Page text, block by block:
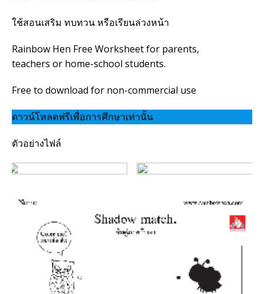
ใช้สอนเสริม ทบทวน หรือเรียนล่วงหน้า
Rainbow Hen Free Worksheet for parents,
teachers or home-school students.
Free to download for non-commercial use
ดาวน์โหลดฟรีเพื่อการศึกษาเท่านั้น
ตัวอย่างไฟล์